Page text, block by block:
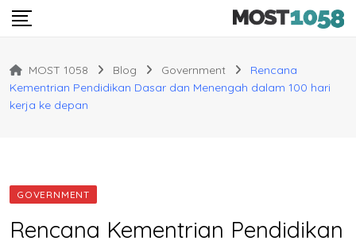
Skip
MOST 1058 Blog Government
Rencana
Kementrian Pendidikan Dasar dan Menengah dalam 100 hari
kerja ke depan
GOVERNMENT
Rencana Kementrian Pendidikan